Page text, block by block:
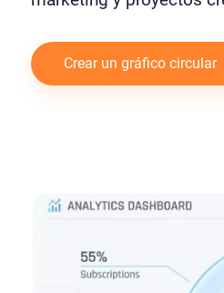
Crear un gráfico circular